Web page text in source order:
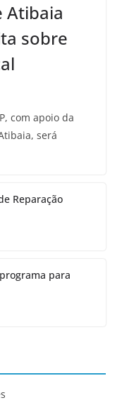
Atibaia
sobre
com apoio da
será
Reparação
para